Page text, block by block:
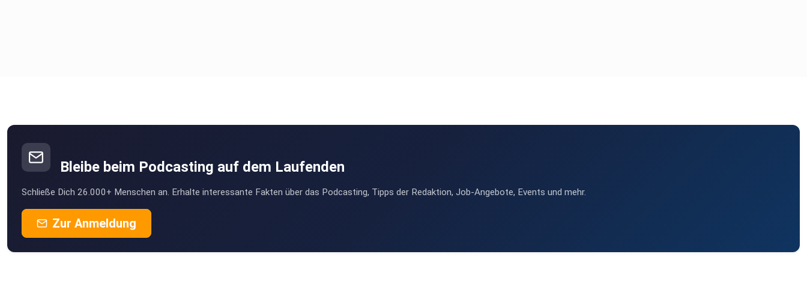
Bleibe beim Podcasting auf dem Laufenden
Schließe Dich 26.000+ Menschen an. Erhalte interessante Fakten über das Podcasting, Tipps der Redaktion, Job-Angebote, Events und mehr.
Zur Anmeldung